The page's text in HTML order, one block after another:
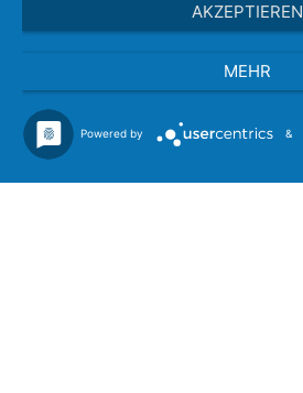
AKZEPTIEREN
MEHR
Powered by &